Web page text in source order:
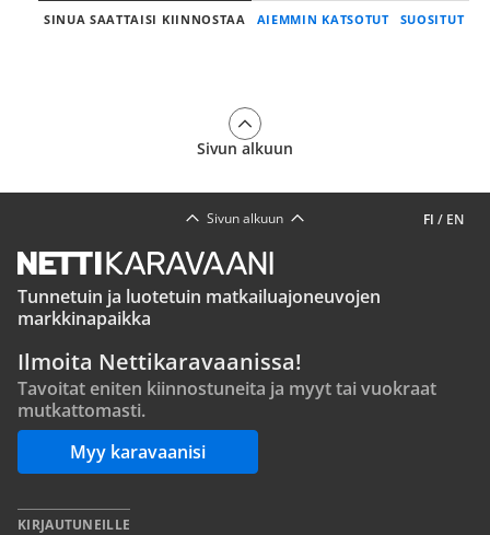
SINUA SAATTAISI KIINNOSTAA AIEMMIN KATSOTUT SUOSITUT
Sivun alkuun
FI / EN
Sivun alkuun
Tunnetuin ja luotetuin matkailuajoneuvojen
markkinapaikka
Ilmoita Nettikaravaanissa!
Tavoitat eniten kiinnostuneita ja myyt tai vuokraat
mutkattomasti.
Myy karavaanisi
KIRJAUTUNEILLE